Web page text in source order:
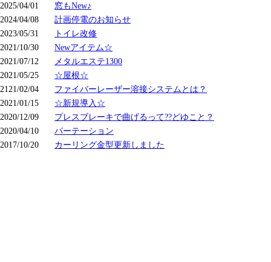
2025/04/01
窓もNew♪
2024/04/08
計画停電のお知らせ
2023/05/31
トイレ改修
2021/10/30
Newアイテム☆
2021/07/12
メタルエステ1300
2021/05/25
☆屋根☆
2121/02/04
ファイバーレーザー溶接システムとは？
2021/01/15
☆新規導入☆
2020/12/09
プレスブレーキで曲げるって??どゆこと？
2020/04/10
パーテーション
2017/10/20
カーリング金型更新しました